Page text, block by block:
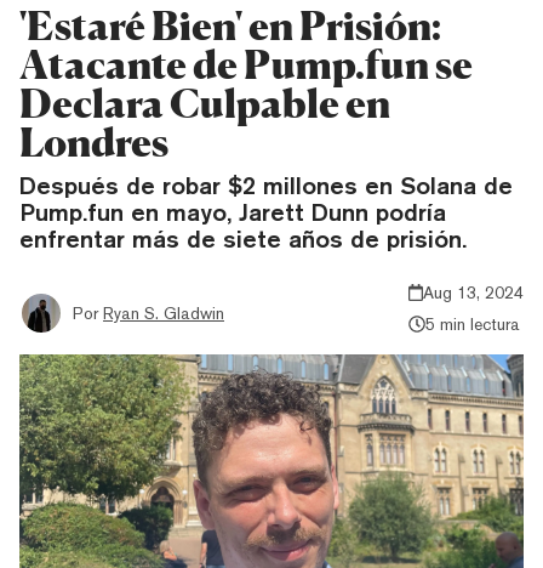
'Estaré Bien' en Prisión:
Atacante de Pump.fun se
Declara Culpable en
Londres
Después de robar $2 millones en Solana de
Pump.fun en mayo, Jarett Dunn podría
enfrentar más de siete años de prisión.
Por Ryan S. Gladwin
Aug 13, 2024
5 min lectura